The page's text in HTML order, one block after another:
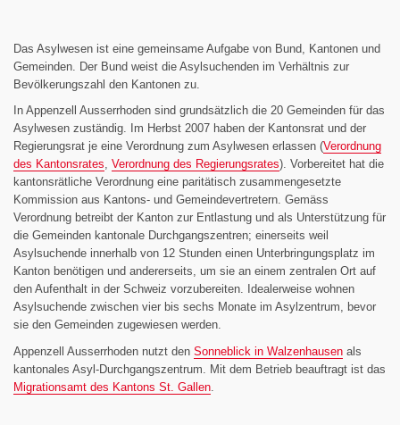
Das Asylwesen ist eine gemeinsame Aufgabe von Bund, Kantonen und
Gemeinden. Der Bund weist die Asylsuchenden im Verhältnis zur
Bevölkerungszahl den Kantonen zu.
In Appenzell Ausserrhoden sind grundsätzlich die 20 Gemeinden für das
Asylwesen zuständig. Im Herbst 2007 haben der Kantonsrat und der
Regierungsrat je eine Verordnung zum Asylwesen erlassen (Verordnung
des Kantonsrates, Verordnung des Regierungsrates). Vorbereitet hat die
kantonsrätliche Verordnung eine paritätisch zusammengesetzte
Kommission aus Kantons- und Gemeindevertretern. Gemäss
Verordnung betreibt der Kanton zur Entlastung und als Unterstützung für
die Gemeinden kantonale Durchgangszentren; einerseits weil
Asylsuchende innerhalb von 12 Stunden einen Unterbringungsplatz im
Kanton benötigen und andererseits, um sie an einem zentralen Ort auf
den Aufenthalt in der Schweiz vorzubereiten. Idealerweise wohnen
Asylsuchende zwischen vier bis sechs Monate im Asylzentrum, bevor
sie den Gemeinden zugewiesen werden.
Appenzell Ausserrhoden nutzt den Sonneblick in Walzenhausen als
kantonales Asyl-Durchgangszentrum. Mit dem Betrieb beauftragt ist das
Migrationsamt des Kantons St. Gallen